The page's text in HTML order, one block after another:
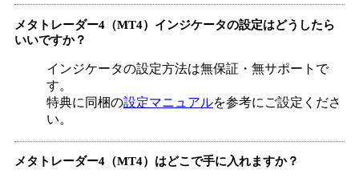
メタトレーダー4（MT4）インジケータの設定はどうしたら
いいですか？
インジケータの設定方法は無保証・無サポートで
す。
特典に同梱の設定マニュアルを参考にご設定くださ
い。
メタトレーダー4（MT4）はどこで手に入れますか？